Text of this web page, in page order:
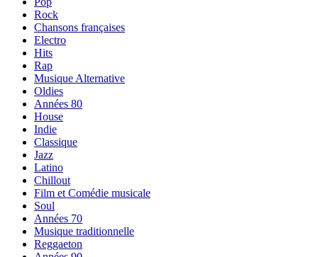
Rock
Chansons françaises
Electro
Hits
Rap
Musique Alternative
Oldies
Années 80
House
Indie
Classique
Jazz
Latino
Chillout
Film et Comédie musicale
Soul
Années 70
Musique traditionnelle
Reggaeton